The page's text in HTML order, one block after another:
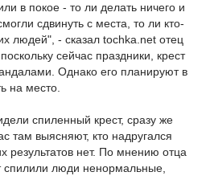
в покое - то ли делать ничего и
сдвинуть с места, то ли кто-
людей", - сказал tochka.net отец
сейчас праздники, крест
Однако его планируют в
на место.
спиленный крест, сразу же
там выясняют, кто надругался
результатов нет. По мнению отца
спилили люди ненормальные,